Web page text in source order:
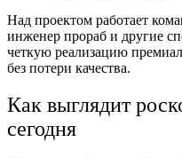
Над проектом работает
инженер прораб и другие
четкую реализацию
без потери качества.
Как выглядит
сегодня